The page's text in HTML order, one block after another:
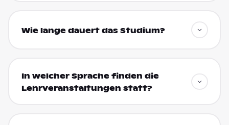
Wie lange dauert das Studium?
In welcher Sprache finden die
Lehrveranstaltungen statt?